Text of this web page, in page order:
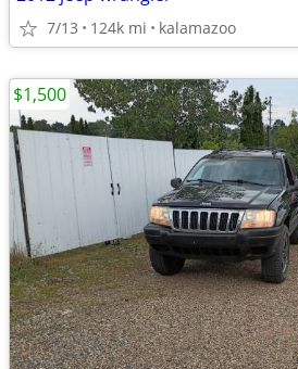
7/13 124k mi kalamazoo
$1,500